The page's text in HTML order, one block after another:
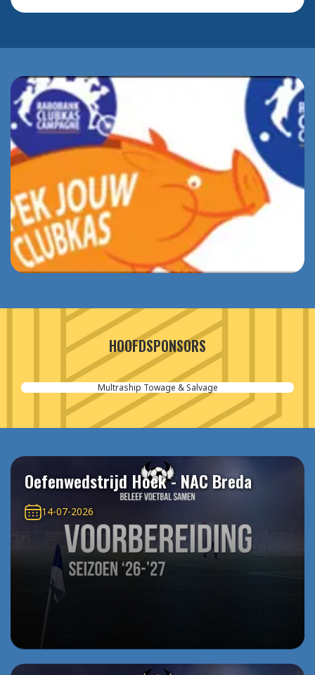
HOOFDSPONSORS
Multraship Towage & Salvage
Oefenwedstrijd Hoek - NAC Breda
14-07-2026